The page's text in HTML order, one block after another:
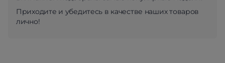
Приходите и убедитесь в качестве наших товаров
лично!